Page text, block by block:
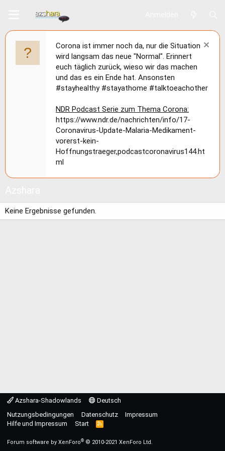
Corona ist immer noch da, nur die Situation
wird langsam das neue "Normal". Erinnert
euch täglich zurück, wieso wir das machen
und das es ein Ende hat. Ansonsten
#stayhealthy #stayathome #talktoeachother
NDR Podcast Serie zum Thema Corona:
https://www.ndr.de/nachrichten/info/17-
Coronavirus-Update-Malaria-Medikament-
vorerst-kein-
Hoffnungstraeger,podcastcoronavirus144.ht
ml
Keine Ergebnisse gefunden.
Azshara-Shadowlands
Deutsch
Nutzungsbedingungen
Datenschutz
Impressum
Hilfe und Impressum
Start
R
S
Forum software by XenForo® © 2010-2021 XenForo Ltd.